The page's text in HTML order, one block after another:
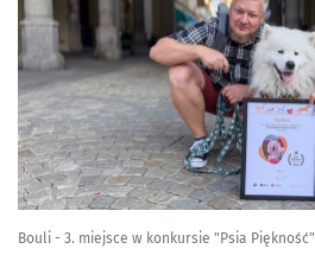
Bouli - 3. miejsce w konkursie "Psia Piękność"